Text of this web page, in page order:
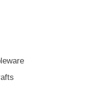
goods
Interior
クのもの Vintage & Antiques